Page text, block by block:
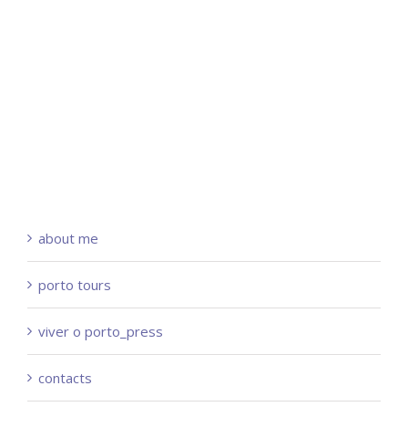
about me
porto tours
viver o porto_press
contacts